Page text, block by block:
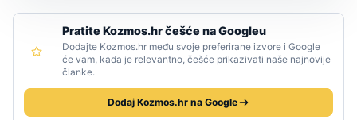
Pratite Kozmos.hr češće na Googleu
Dodajte Kozmos.hr među svoje preferirane izvore i Google
će vam, kada je relevantno, češće prikazivati naše najnovije
članke.
Dodaj Kozmos.hr na Google